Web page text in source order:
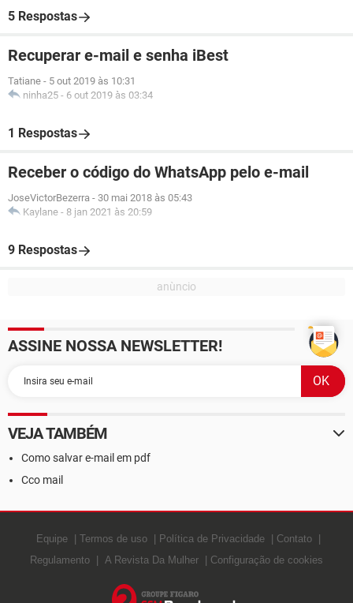
5 Respostas
Recuperar e-mail e senha iBest
Tatiane - 5 out 2019 às 10:31
ninha25 - 6 out 2019 às 03:34
1 Respostas
Receber o código do WhatsApp pelo e-mail
JoseVictorBezerra - 30 mai 2018 às 05:43
Kaylane - 8 jan 2021 às 20:59
9 Respostas
ASSINE NOSSA NEWSLETTER!
VEJA TAMBÉM
Como salvar e-mail em pdf
Cco mail
Equipe Termos de uso Política de Privacidade
Contato
Regulamento
A Revista Da Mulher Configuração de cookies